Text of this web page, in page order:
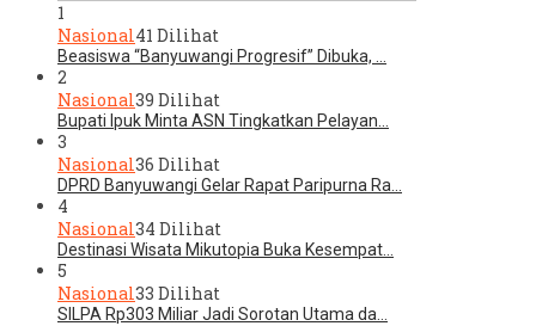
1
Nasional41 Dilihat
Beasiswa “Banyuwangi Progresif” Dibuka, …
2
Nasional39 Dilihat
Bupati Ipuk Minta ASN Tingkatkan Pelayan…
3
Nasional36 Dilihat
DPRD Banyuwangi Gelar Rapat Paripurna Ra…
4
Nasional34 Dilihat
Destinasi Wisata Mikutopia Buka Kesempat…
5
Nasional33 Dilihat
SILPA Rp303 Miliar Jadi Sorotan Utama da…